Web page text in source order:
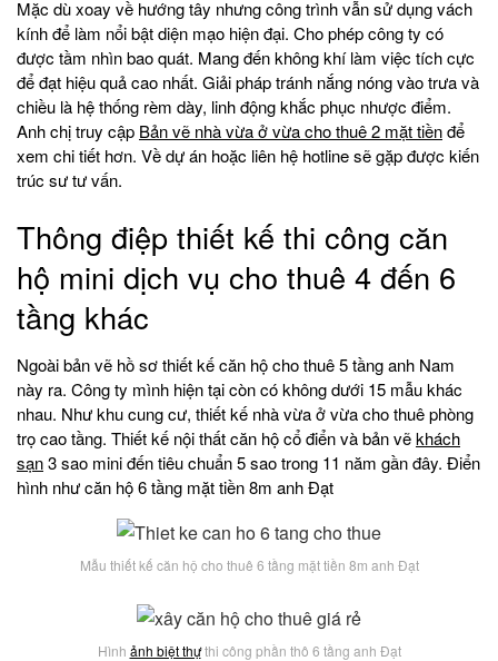
Mặc dù xoay về hướng tây nhưng công trình vẫn sử dụng vách
kính để làm nổi bật diện mạo hiện đại. Cho phép công ty có
được tầm nhìn bao quát. Mang đến không khí làm việc tích cực
để đạt hiệu quả cao nhất. Giải pháp tránh nắng nóng vào trưa và
chiều là hệ thống rèm dày, linh động khắc phục nhược điểm.
Anh chị truy cập Bản vẽ nhà vừa ở vừa cho thuê 2 mặt tiềnđể
xem chi tiết hơn. Về dự án hoặc liên hệ hotline sẽ gặp được kiến
trúc sư tư vấn.
Thông điệp thiết kế thi công căn
hộ mini dịch vụ cho thuê 4 đến 6
tầng khác
Ngoài bản vẽ hồ sơ thiết kế căn hộ cho thuê 5 tầng anh Nam
này ra. Công ty mình hiện tại còn có không dưới 15 mẫu khác
nhau. Như khu cung cư, thiết kế nhà vừa ở vừa cho thuê phòng
trọ cao tầng. Thiết kế nội thất căn hộ cổ điển và bản vẽkhách
sạn3 sao mini đến tiêu chuẩn 5 sao trong 11 năm gần đây. Điển
hình như căn hộ 6 tầng mặt tiền 8m anh Đạt
Mẫu thiết kế căn hộ cho thuê 6 tầng mặt tiền 8m anh Đạt
Hình ảnh biệt thựthi công phần thô 6 tầng anh Đạt